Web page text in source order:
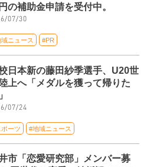
の補助金申請を受付中。
07/30
ニュース #PR
日本新の藤田紗季選手、U20世
上へ「メダルを獲って帰りた
07/24
ーツ #地域ニュース
市「恋愛研究部」メンバー募